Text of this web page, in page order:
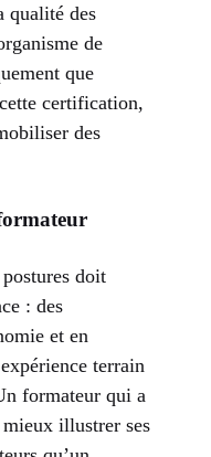
qualité des
de
que
certification,
des
doit
: des
et en
terrain
formateur qui a
illustrer ses